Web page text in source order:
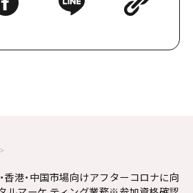
香港・中国市場向けアフターコロナに向